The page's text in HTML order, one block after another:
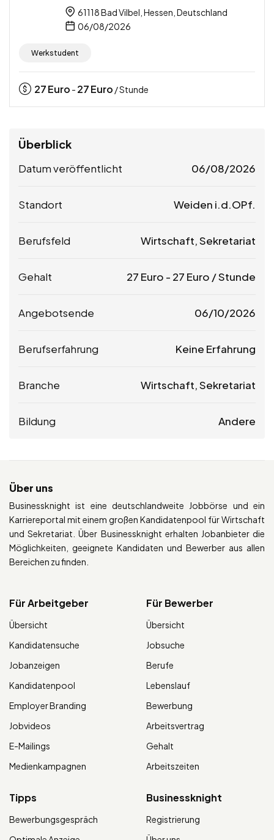
61118 Bad Vilbel, Hessen, Deutschland
06/08/2026
Werkstudent
27Euro - 27Euro / Stunde
Überblick
Datum veröffentlicht 06/08/2026
Standort Weiden i.d.OPf.
Berufsfeld Wirtschaft, Sekretariat
Gehalt 27 Euro - 27 Euro / Stunde
Angebotsende 06/10/2026
Berufserfahrung Keine Erfahrung
Branche Wirtschaft, Sekretariat
Bildung Andere
Über uns
Businessknight ist eine deutschlandweite Jobbörse und ein
Karriereportal mit einem großen Kandidatenpool für Wirtschaft
und Sekretariat. Über Businessknight erhalten Jobanbieter die
Möglichkeiten, geeignete Kandidaten und Bewerber aus allen
Bereichen zu finden.
Für Arbeitgeber
Übersicht
Kandidatensuche
Jobanzeigen
Kandidatenpool
Employer Branding
Jobvideos
E-Mailings
Medienkampagnen
Für Bewerber
Übersicht
Jobsuche
Berufe
Lebenslauf
Bewerbung
Arbeitsvertrag
Gehalt
Arbeitszeiten
Tipps
Bewerbungsgespräch
Businessknight
Registrierung